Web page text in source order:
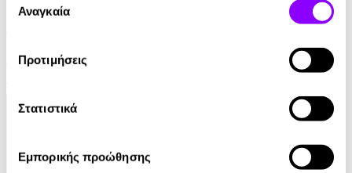
των υπηρεσιών τους.
συγκατάθεσης
Αναγκαία
Προτιμήσεις
Στατιστικά
Εμπορικής προώθησης
Δημήτρης Παπανικολάου